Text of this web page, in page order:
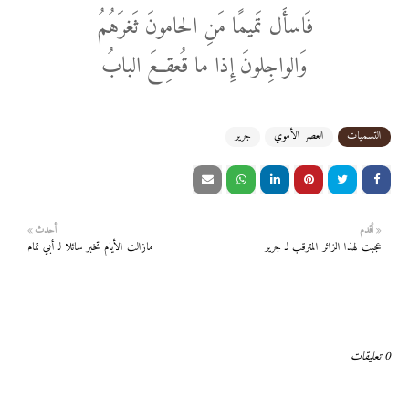
فَاسأَل تَميمًا مَنِ الحامونَ ثَغرَهُمُ
وَالواجِلونَ إِذا ما قُعقِعَ البابُ
التسميات العصر الأموي جرير
أحدث
مازالت الأيام تخبر سائلا لـ أبي تمام
أقدم
عجبت لهذا الزائر المترقب لـ جرير
0 تعليقات